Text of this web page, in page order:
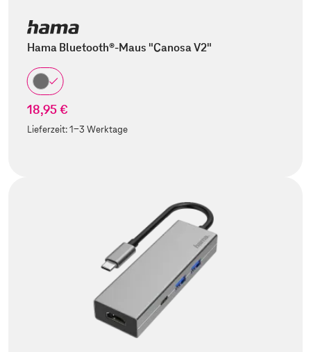
Hama Bluetooth®-Maus "Canosa V2"
18,95 €
Lieferzeit:1-3 Werktage